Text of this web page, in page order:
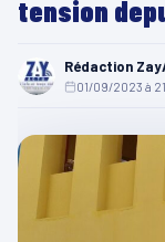
tension
Rédaction
01/09/2023 à